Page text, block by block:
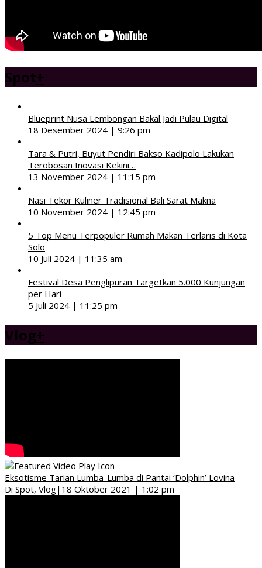
Spot+
Blueprint Nusa Lembongan Bakal Jadi Pulau Digital
18 Desember 2024 | 9:26 pm
Tara & Putri, Buyut Pendiri Bakso Kadipolo Lakukan
Terobosan Inovasi Kekini…
13 November 2024 | 11:15 pm
Nasi Tekor Kuliner Tradisional Bali Sarat Makna
10 November 2024 | 12:45 pm
5 Top Menu Terpopuler Rumah Makan Terlaris di Kota
Solo
10 Juli 2024 | 11:35 am
Festival Desa Penglipuran Targetkan 5.000 Kunjungan
per Hari
5 Juli 2024 | 11:25 pm
Vlog+
Eksotisme Tarian Lumba-Lumba di Pantai ‘Dolphin’ Lovina
Di Spot, Vlog| 18 Oktober 2021 | 1:02 pm